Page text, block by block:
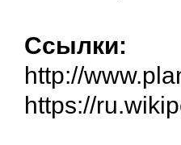
Ссылки:
http://
https://